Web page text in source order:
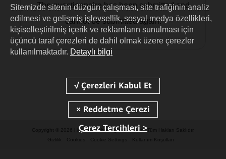
The questionnaire has been submitted and
cannot be submitted again.
Copyright © 2026 Huawei Technologies Co., Ltd. Tüm Hakları Saklıdır.
Gizlilik
Cookies Cookie Settings Kullanım Koşulları
Sitemizde sitenin düzgün çalışması, site trafiğinin analiz
edilmesi ve gelişmiş işlevsellik, sosyal medya özellikleri,
kişiselleştirilmiş içerik ve reklamların sunulması için
üçüncü taraf çerezleri de dahil olmak üzere çerezler
kullanılmaktadır. Detaylı bilgi
Çerez Tercihleri >